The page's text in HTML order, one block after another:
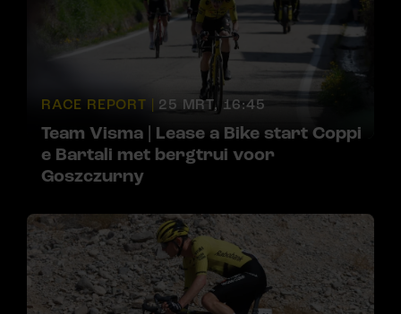
RACE REPORT | 25 MRT, 16:45
Team Visma | Lease a Bike start Coppi
e Bartali met bergtrui voor
Goszczurny